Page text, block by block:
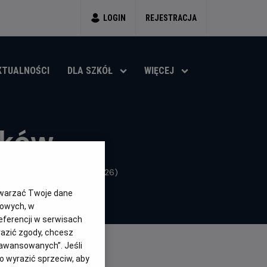
LOGIN REJESTRACJA
DLA SZKÓŁ WIĘCEJ
Wielka Brytania, Inne (2026)
Twoje dane
w
w serwisach
zgody, chcesz
Jeśli
wyrazić sprzeciw, aby